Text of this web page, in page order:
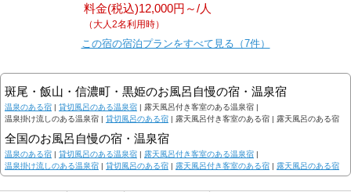
料金(税込)12,000円～/人
（大人2名利用時）
この宿の宿泊プランをすべて見る（7件）
斑尾・飯山・信濃町・黒姫のお風呂自慢の宿・温泉宿
温泉のある宿 | 貸切風呂のある温泉宿 | 露天風呂付き客室のある温泉宿 |
温泉掛け流しのある温泉宿 | 貸切風呂のある宿 | 露天風呂付き客室のある宿 | 露天風呂のある宿
全国のお風呂自慢の宿・温泉宿
温泉のある宿 | 貸切風呂のある温泉宿 | 露天風呂付き客室のある温泉宿 |
温泉掛け流しのある温泉宿 | 貸切風呂のある宿 | 露天風呂付き客室のある宿 | 露天風呂のある宿